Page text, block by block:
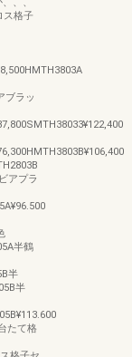
格子
ブラッ
アプラ
半鶴
半
半
たて格